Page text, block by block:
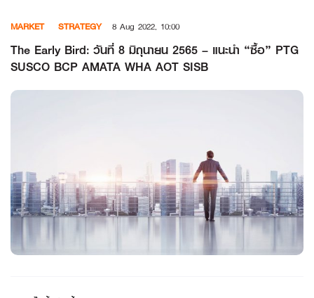
content
MARKET STRATEGY 8 Aug 2022, 10:00
The Early Bird: วันที่ 8 มิถุนายน 2565 – แนะนำ “ซื้อ” PTG
SUSCO BCP AMATA WHA AOT SISB